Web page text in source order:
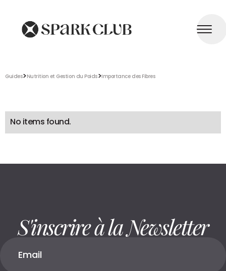
Guides>Nutrition et Gestion du Poids>Importance des Fibres
No items found.
S'inscrire à la Newsletter